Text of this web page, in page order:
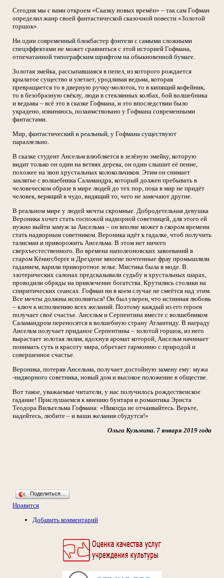
Сегодня мы с вами откроем «Сказку новых времён» – так сам Гофман
определил жанр своей фантастической сказочной повести «Золотой
горшок».
Ни один современный блокбастер фэнтези с самыми сложными
спецэффектами не может сравниться с этой историей Гофмана,
отпечатанной типографским шрифтом на обыкновенной бумаге.
Золотая змейка, рассыпавшаяся в пепел, из которого рождается
крылатое существо и улетает, уродливая ведьма, которая
превращается то в дверную ручку-молоток, то в кипящий кофейник,
то в безобразную свёклу, люди в стеклянных колбах, бой волшебника
и ведьмы – всё это в сказке Гофмана, и это впоследствии было
украдено, извиняюсь, позаимствовано у Гофмана современными
фантастами.
Мир, фантастический и реальный, у Гофмана существуют
параллельно.
В сказке студент Ансельм влюбляется в зелёную змейку, которую
видит только он один на ветвях дерева, он один слышит её пение,
похожее на звон хрустальных колокольчиков. Этим он снимает
заклятье с волшебника Саламандра, который должен пребывать в
человеческом образе в мире людей до тех пор, пока в мир не придёт
человек, верящий в чудо, видящий то, чего не замечают другие.
В реальном мире у людей мечты скромные. Добродетельная девушка
Вероника хочет стать госпожой надворной советницей, для этого ей
нужно выйти замуж за Ансельма – он вполне может в скором времени
стать надворным советником. Вероника идёт к гадалке, чтоб получить
талисман и приворожить Ансельма. В этом нет ничего
сверхъестественного. Во времена наполеоновских завоеваний в
старом Кёнигсберге и Дрездене многие почтенные фрау промышляли
гаданием, варили приворотное зелье. Мистика была в моде. В
эзотерических салонах предсказывали судьбу в хрустальных шарах,
проводили обряды на привлечение богатства. Крутились столики на
спиритических сеансах. Гофман ни в коем случае не смеётся над этим.
Все мечты должны исполняться! Он был уверен, что истинная любовь
– ключ к исполнению всех желаний. Поэтому каждый из его героев
получает своё счастье. Ансельм и Серпентина вместе с волшебником
Саламандром переносятся в волшебную страну Атлантиду. В награду
Ансельм получает приданое Серпентины – золотой горшок, из него
вырастает золотая лилия, вдохнув аромат которой, Ансельм начинает
понимать суть и красоту мира, обретает гармонию с природой и
совершенное счастье.
Вероника, потеряв Ансельма, получает достойную замену ему: мужа
-надворного советника, новый дом и высокое положение в обществе.
Вот такое, уважаемые читатели, у нас получилось рождественское
гадание! Прислушаемся к мнению бунтаря и романтика Эрнста
Теодора Вильгельма Гофмана: «Никогда не отчаивайтесь. Верьте,
надейтесь, любите – и ваши желания сбудутся!»
Ольга Кузьмина. 7 января 2019 года
Поделиться…
Нравится
Добавить комментарий